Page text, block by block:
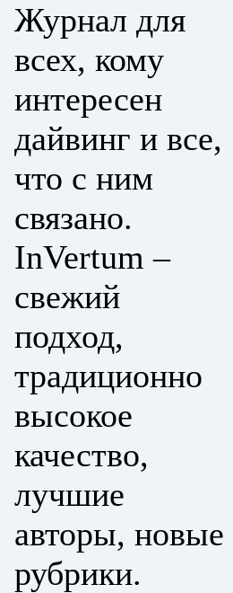
Журнал для
всех, кому
интересен
дайвинг и все,
что с ним
связано.
InVertum –
свежий
подход,
традиционно
высокое
качество,
лучшие
авторы, новые
рубрики.